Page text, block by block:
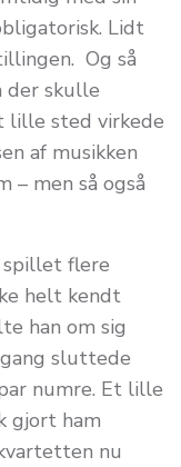
Lidt
Og så
der skulle
lille sted virkede
af musikken
men så også
spillet flere
helt kendt
han om sig
sluttede
numre. Et lille
gjort ham
nu